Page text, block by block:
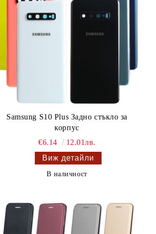
Samsung S10 Plus Задно стъкло за
корпус
€6.14
12.01лв.
Виж детайли
В наличност